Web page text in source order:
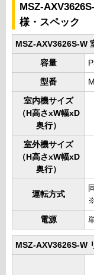
MSZ-
様・スペック
MSZ-AXV3626S-W
容量
型番
室内機サイズ
（H高さxW幅xD
奥行）
室外機サイズ
（H高さxW幅xD
奥行）
運転方式
電源
MSZ-AXV3626S-W